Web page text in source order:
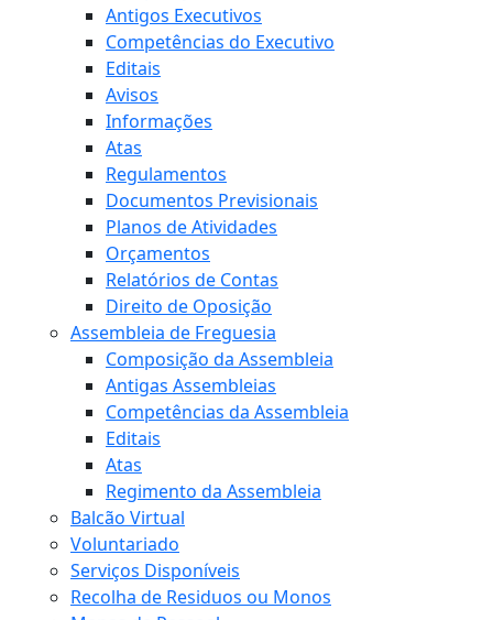
Antigos Executivos
Competências do Executivo
Editais
Avisos
Informações
Atas
Regulamentos
Documentos Previsionais
Planos de Atividades
Orçamentos
Relatórios de Contas
Direito de Oposição
Assembleia de Freguesia
Composição da Assembleia
Antigas Assembleias
Competências da Assembleia
Editais
Atas
Regimento da Assembleia
Balcão Virtual
Voluntariado
Serviços Disponíveis
Recolha de Residuos ou Monos